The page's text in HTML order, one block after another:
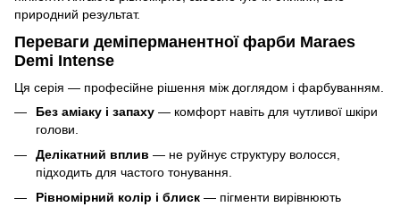
природний результат.
Переваги деміперманентної фарби Maraes
Demi Intense
Ця серія — професійне рішення між доглядом і фарбуванням.
Без аміаку і запаху — комфорт навіть для чутливої шкіри
голови.
Делікатний вплив — не руйнує структуру волосся,
підходить для частого тонування.
Рівномірний колір і блиск — пігменти вирівнюють